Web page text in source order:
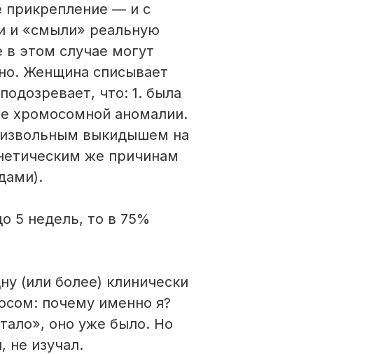
прикрепление — и с
и «смыли» реальную
этом случае могут
Женщина списывает
что: 1. была
хромосомной аномалии.
выкидышем на
же причинам
5 недель, то в 75%
(или более) клинически
почему именно я?
оно уже было. Но
не изучал.